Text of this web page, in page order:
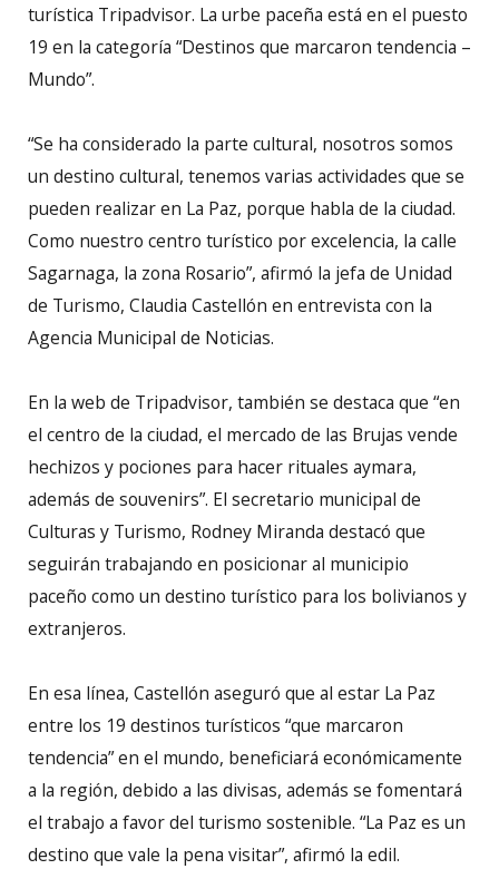
turística Tripadvisor. La urbe paceña está en el puesto
19 en la categoría “Destinos que marcaron tendencia –
Mundo”.
“Se ha considerado la parte cultural, nosotros somos
un destino cultural, tenemos varias actividades que se
pueden realizar en La Paz, porque habla de la ciudad.
Como nuestro centro turístico por excelencia, la calle
Sagarnaga, la zona Rosario”, afirmó la jefa de Unidad
de Turismo, Claudia Castellón en entrevista con la
Agencia Municipal de Noticias.
En la web de Tripadvisor, también se destaca que “en
el centro de la ciudad, el mercado de las Brujas vende
hechizos y pociones para hacer rituales aymara,
además de souvenirs”. El secretario municipal de
Culturas y Turismo, Rodney Miranda destacó que
seguirán trabajando en posicionar al municipio
paceño como un destino turístico para los bolivianos y
extranjeros.
En esa línea, Castellón aseguró que al estar La Paz
entre los 19 destinos turísticos “que marcaron
tendencia” en el mundo, beneficiará económicamente
a la región, debido a las divisas, además se fomentará
el trabajo a favor del turismo sostenible. “La Paz es un
destino que vale la pena visitar”, afirmó la edil.